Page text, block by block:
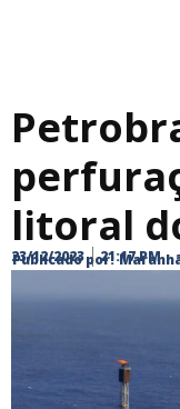
litoral
Publicado por:
23/12/2023 21:17 PM